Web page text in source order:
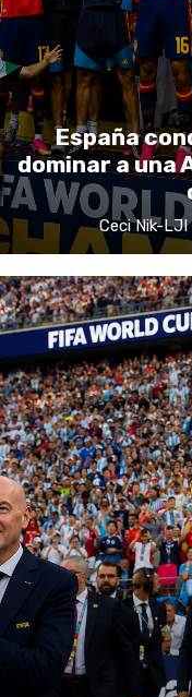
España
dominar a una
Ceci Nik-